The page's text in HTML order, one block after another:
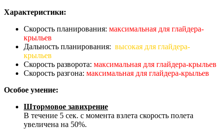
Характеристики:
Скорость планирования: максимальная для глайдера-
крыльев
Дальность планирования: высокая для глайдера-
крыльев
Скорость разворота: максимальная для глайдера-крыльев
Скорость разгона: максимальная для глайдера-крыльев
Особое умение:
Штормовое завихрение
В течение 5 сек. с момента взлета скорость полета
увеличена на 50%.